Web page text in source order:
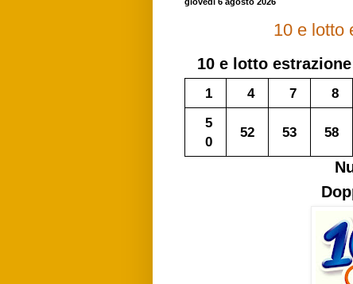
10 e lotto
10 e lotto
1 4 7 8
5
0
52 53 58